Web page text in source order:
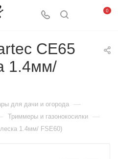
0
CE65
1.4мм/
для дачи и огорода —
Триммеры и газонокосилки —
1.4мм/ FSE60)